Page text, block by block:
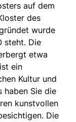
auf dem
des
wurde
steht. Die
etwa
ein
Kultur und
haben Sie die
kunstvollen
Die